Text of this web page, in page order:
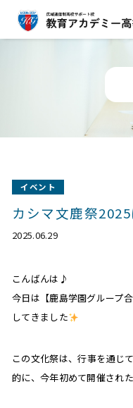
イベント
カシマ文鹿祭
2025.06.29
こんばんは♪
今日は【鹿島学園グループ
してきました
この文化祭は、行事を通じ
的に、今年初めて開催された